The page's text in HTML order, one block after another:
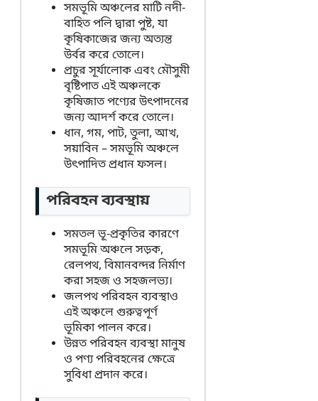
সমভূমি অঞ্চলের মাটি নদী-
বাহিত পলি দ্বারা পুষ্ট, যা
কৃষিকাজের জন্য অত্যন্ত
উর্বর করে তোলে।
প্রচুর সূর্যালোক এবং মৌসুমী
বৃষ্টিপাত এই অঞ্চলকে
কৃষিজাত পণ্যের উৎপাদনের
জন্য আদর্শ করে তোলে।
ধান, গম, পাট, তুলা, আখ,
সয়াবিন – সমভূমি অঞ্চলে
উৎপাদিত প্রধান ফসল।
পরিবহন ব্যবস্থায়
সমতল ভূ-প্রকৃতির কারণে
সমভূমি অঞ্চলে সড়ক,
রেলপথ, বিমানবন্দর নির্মাণ
করা সহজ ও সহজলভ্য।
জলপথ পরিবহন ব্যবস্থাও
এই অঞ্চলে গুরুত্বপূর্ণ
ভূমিকা পালন করে।
উন্নত পরিবহন ব্যবস্থা মানুষ
ও পণ্য পরিবহনের ক্ষেত্রে
সুবিধা প্রদান করে।